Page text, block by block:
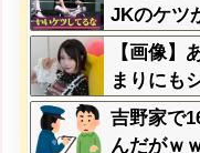
JKのケツ
【画像】
まりにも
吉野家で
んだがｗ